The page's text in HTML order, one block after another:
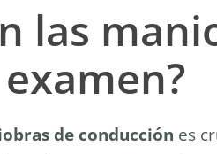
las
de conducción es